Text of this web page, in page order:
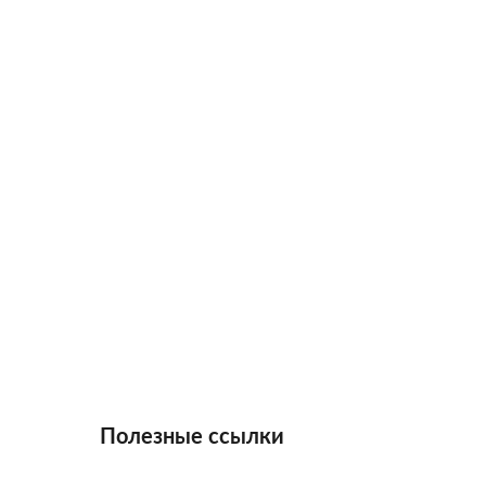
Полезные ссылки